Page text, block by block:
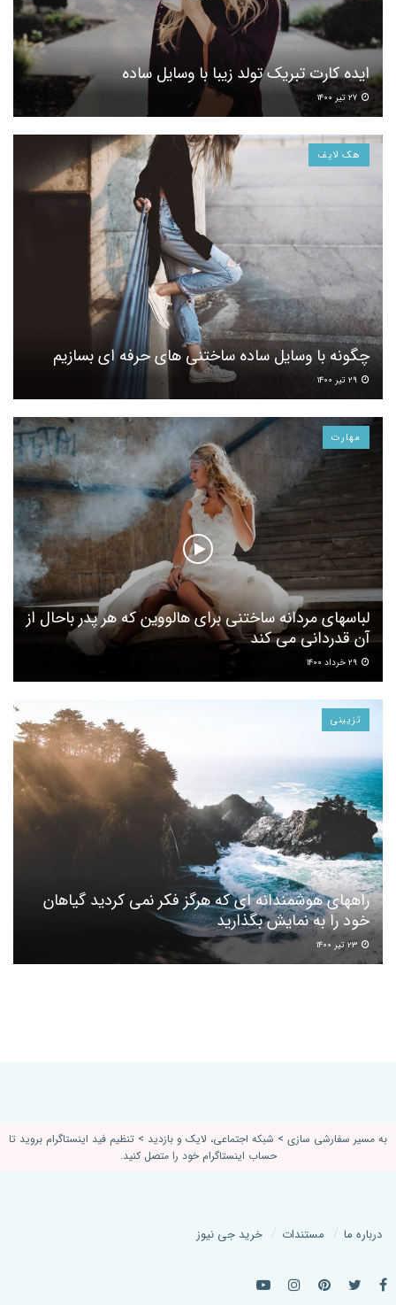
ایده کارت تبریک تولد زیبا با وسایل ساده
هک لایف
چگونه با وسایل ساده ساختنی های حرفه ای بسازیم
مهارت
لباسهای مردانه ساختنی برای هالووین که هر پدر باحال از
آن قدردانی می کند
تزیینی
راههای هوشمندانه ای که هرگز فکر نمی کردید گیاهان
خود را به نمایش بگذارید
به مسیر سفارشی سازی > شبکه اجتماعی، لایک و بازدید > تنظیم فید اینستاگرام بروید تا
حساب اینستاگرام خود را متصل کنید.
درباره ما مستندات خرید جی نیوز